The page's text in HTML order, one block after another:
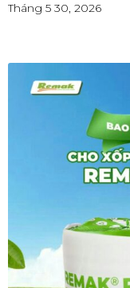
Tháng 5 30, 2026